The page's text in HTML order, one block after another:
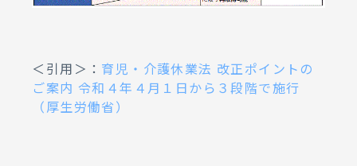
＜引用＞： 育児・介護休業法 改正ポイントの
ご案内 令和４年４月１日から３段階で施行
（厚生労働省）